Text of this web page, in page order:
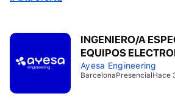
INGENIERO/A
EQUIPOS
Ayesa Engineering
BarcelonaPresencialHace